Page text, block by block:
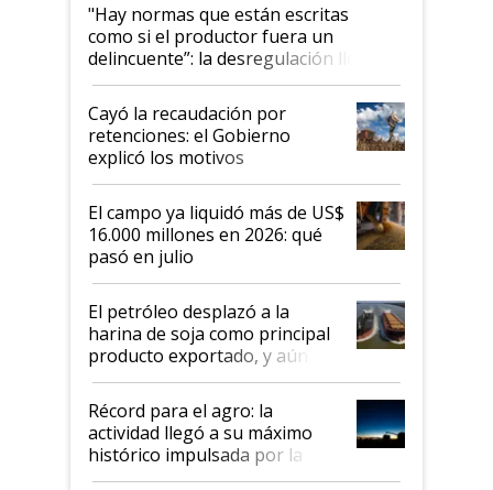
"Hay normas que están escritas
como si el productor fuera un
delincuente”: la desregulación llegó
al Congreso Aapresid y hasta se
habló del financiamiento al IPCVA
Cayó la recaudación por
retenciones: el Gobierno
explicó los motivos
El campo ya liquidó más de US$
16.000 millones en 2026: qué
pasó en julio
El petróleo desplazó a la
harina de soja como principal
producto exportado, y aún así
el agro aportó casi seis de cada
diez dólares y sostuvo el
liderazgo en un semestre
récord
Récord para el agro: la
actividad llegó a su máximo
histórico impulsada por la
cosecha y las exportaciones